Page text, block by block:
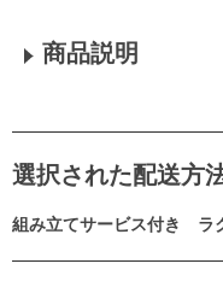
商品説明
選択された配送方
組み立てサービス付き ラ